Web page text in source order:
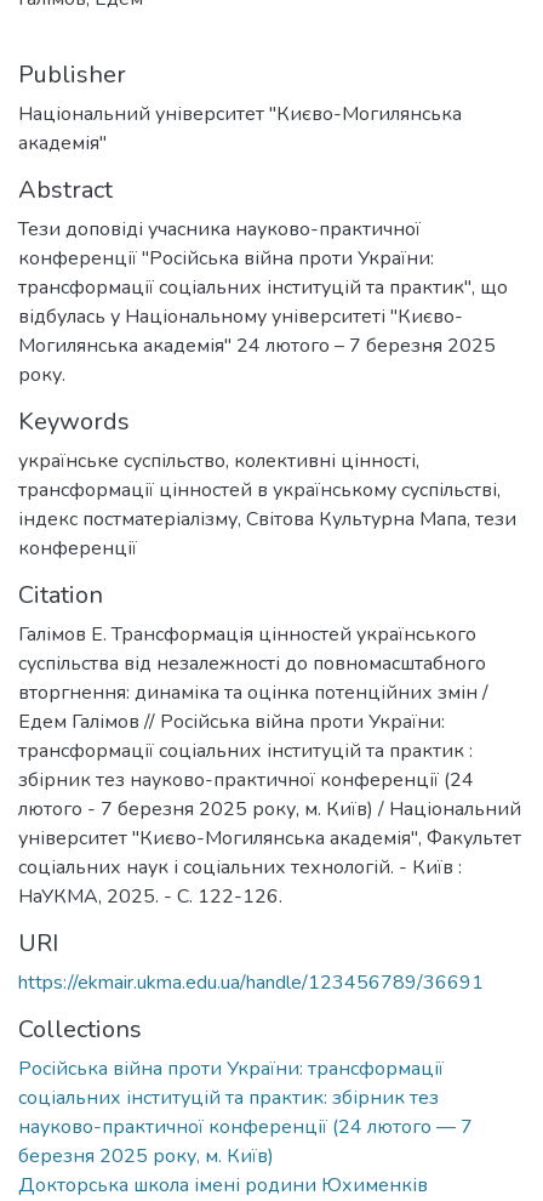
Publisher
Національний університет "Києво-Могилянська
академія"
Abstract
Тези доповіді учасника науково-практичної
конференції "Російська війна проти України:
трансформації соціальних інституцій та практик", що
відбулась у Національному університеті "Києво-
Могилянська академія" 24 лютого – 7 березня 2025
року.
Keywords
українське суспільство, колективні цінності,
трансформації цінностей в українському суспільстві,
індекс постматеріалізму, Світова Культурна Мапа, тези
конференції
Citation
Галімов Е. Трансформація цінностей українського
суспільства від незалежності до повномасштабного
вторгнення: динаміка та оцінка потенційних змін /
Едем Галімов // Російська війна проти України:
трансформації соціальних інституцій та практик :
збірник тез науково-практичної конференції (24
лютого - 7 березня 2025 року, м. Київ) / Національний
університет "Києво-Могилянська академія", Факультет
соціальних наук і соціальних технологій. - Київ :
НаУКМА, 2025. - C. 122-126.
URI
https://ekmair.ukma.edu.ua/handle/123456789/36691
Collections
Російська війна проти України: трансформації
соціальних інституцій та практик: збірник тез
науково-практичної конференції (24 лютого — 7
березня 2025 року, м. Київ)
Докторська школа імені родини Юхименків